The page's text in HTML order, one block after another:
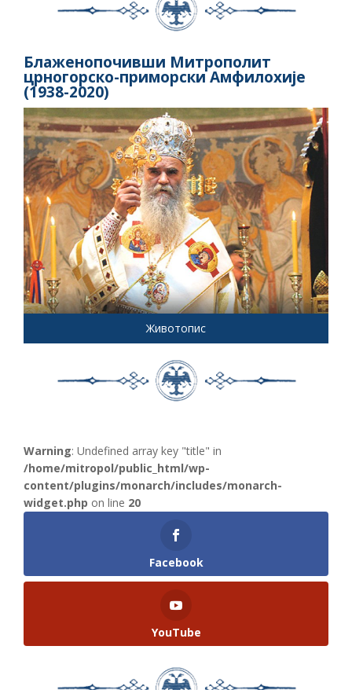
Блаженопочивши Митрополит
црногорско-приморски Амфилохије
(1938-2020)
Животопис
Warning: Undefined array key "title" in
/home/mitropol/public_html/wp-
content/plugins/monarch/includes/monarch-
widget.php on line 20
Facebook
YouTube